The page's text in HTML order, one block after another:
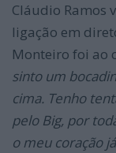
Cláudio Ramos
ligação em
Monteiro foi ao
sinto um
cima. Tenho
pelo Big, por
o meu coração